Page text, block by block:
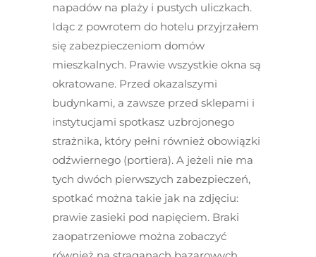
napadów na plaży i pustych uliczkach.
Idąc z powrotem do hotelu przyjrzałem
się zabezpieczeniom domów
mieszkalnych. Prawie wszystkie okna są
okratowane. Przed okazalszymi
budynkami, a zawsze przed sklepami i
instytucjami spotkasz uzbrojonego
strażnika, który pełni również obowiązki
odźwiernego (portiera). A jeżeli nie ma
tych dwóch pierwszych zabezpieczeń,
spotkać można takie jak na zdjęciu:
prawie zasieki pod napięciem. Braki
zaopatrzeniowe można zobaczyć